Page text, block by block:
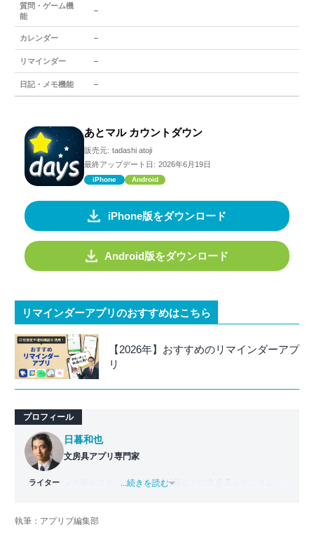
質問・ゲーム機
能
－
カレンダー －
リマインダー －
日記・メモ機能 －
あとマル カウントダウン
販売元: tadashi atoji
最終アップデート日: 2026年6月19日
iPhone Android
iPhone版をダウンロード
Android版をダウンロード
リマインダーアプリのおすすめはこちら
【2026年】おすすめのリマインダーアプ
リ
プロフィール
ライター
日暮和也
文房具アプリ専門家
メモ帳やスケジュール帳、付箋などの文房具をデジタル化
務めた後、文房具アプリの専門家として監修・ライター業
...続きを読む
執筆：アプリブ編集部